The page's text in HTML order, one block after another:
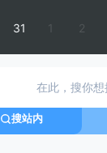
31 1 2
搜站内